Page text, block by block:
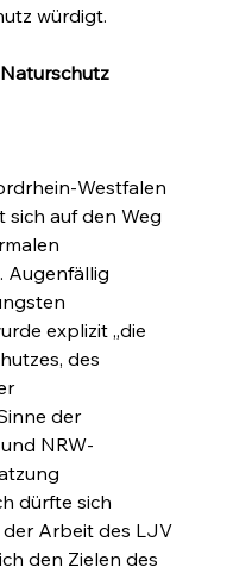
würdigt.
Westfalen
sich auf den Weg
Augenfällig
explizit „die
des
der
NRW-
dürfte sich
Arbeit des LJV
den Zielen des